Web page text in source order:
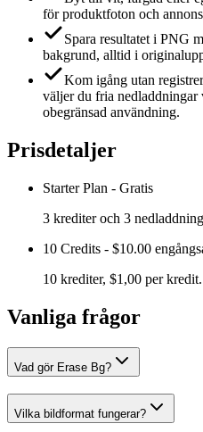
för produktfoton och
Spara resultatet i PNG
bakgrund, alltid i
Kom igång utan
väljer du fria nedladdningar
obegränsad användning.
Prisdetaljer
Starter Plan - Gratis
3 krediter och 3
10 Credits - $10.00
10 krediter, $1,00 per
Vanliga frågor
Vad gör Erase Bg?
Vilka bildformat fungerar?